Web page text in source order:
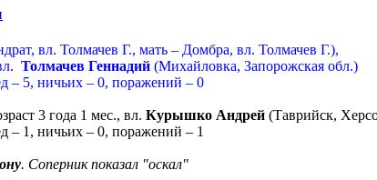
вл. Толмачев Г., мать – Домбра, вл. Толмачев Г.),
Толмачев Геннадий (Михайловка, Запорожская обл.)
– 5, ничьих – 0, поражений – 0
3 года 1 мес., вл. Курышко Андрей (Таврийск,
– 1, ничьих – 0, поражений – 1
. Соперник показал "оскал"